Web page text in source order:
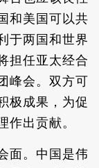
和美国可以共
于两国和世界
担任亚太经合
峰会。双方可
极成果，为促
作出贡献。
面。中国是伟